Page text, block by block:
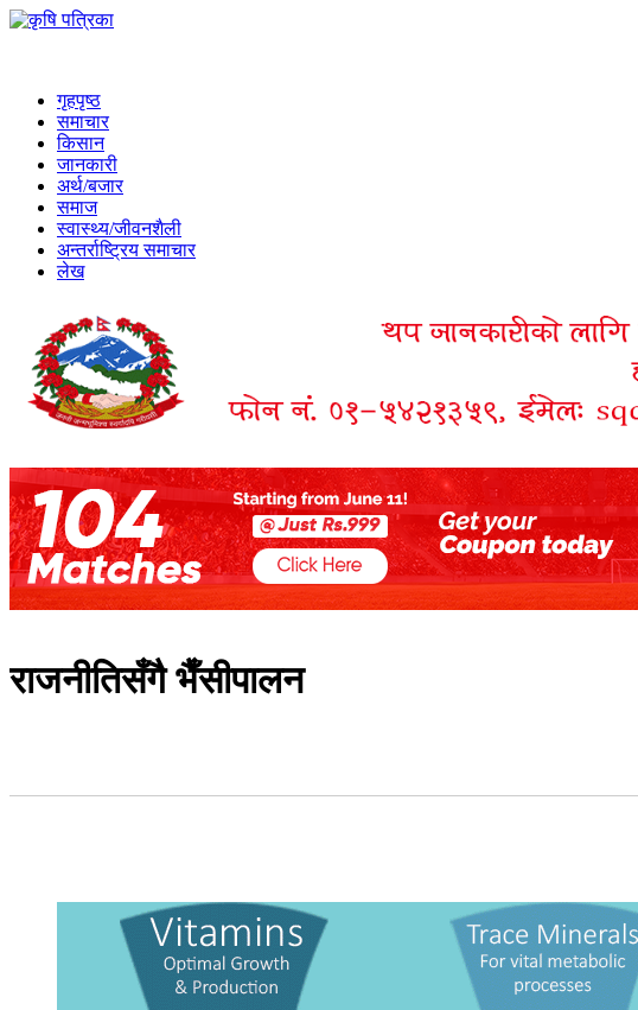
गृहपृष्ठ
समाचार
किसान
जानकारी
अर्थ/बजार
समाज
स्वास्थ्य/जीवनशैली
अन्तर्राष्ट्रिय समाचार
लेख
राजनीतिसँगै भैँसीपालन